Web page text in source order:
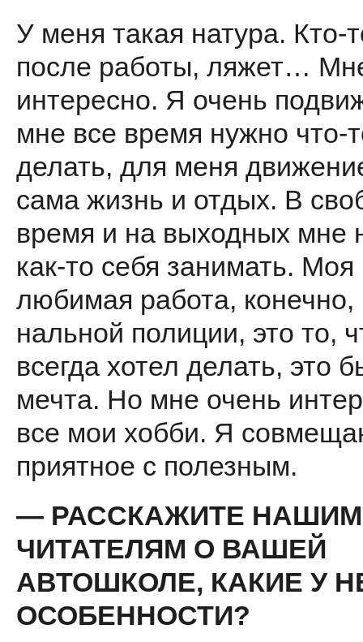
У меня такая натура. Кто-
после работы, ляжет…
ин­тересно. Я очень
мне все время нужно что-
делать, для меня
сама жизнь и отдых. В
время и на выходных мне
как-то себя занимать. Моя
любимая работа,
нальной полиции, это то,
всегда хотел делать, это
мечта. Но мне очень
все мои хобби. Я
приятное с полезным.
— РАССКАЖИТЕ НАШИМ
ЧИТАТЕЛЯМ О ВАШЕЙ
АВТОШКОЛЕ, КАКИЕ У
ОСОБЕННОСТИ?